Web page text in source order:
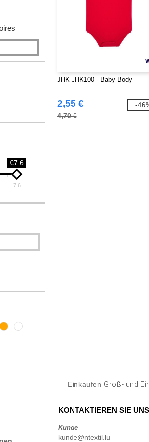
€7.6
7.6
JHK JHK100 - Baby Body
2,55 €
4,70 €
-
Einkaufen Groß- und
KONTAKTIEREN SIE UNS
Kunde
kunde@ntextil.lu